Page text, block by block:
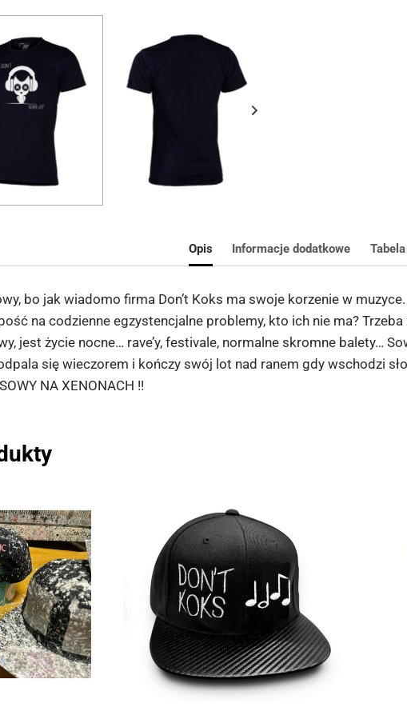
Opis Informacje dodatkowe
bo jak wiadomo firma Don’t Koks ma swoje korzenie w
na codzienne egzystencjalne problemy, kto ich nie ma?
jest życie nocne… rave’y, festivale, normalne skromne balety…
się wieczorem i kończy swój lot nad ranem gdy wschodzi
NA XENONACH !!